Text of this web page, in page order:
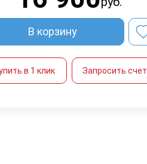
В корзину
в 1 клик Запросить счет